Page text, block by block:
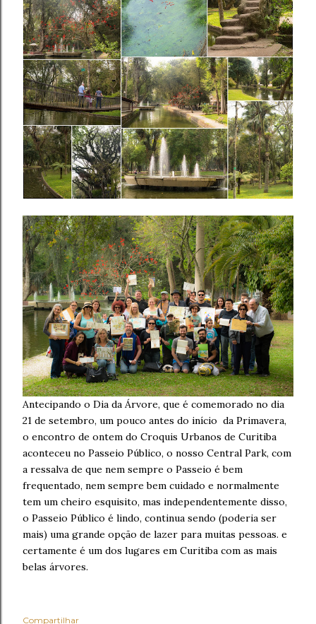
Antecipando o Dia da Árvore, que é comemorado no dia
21 de setembro, um pouco antes do início da Primavera,
o encontro de ontem do Croquis Urbanos de Curitiba
aconteceu no Passeio Público, o nosso Central Park, com
a ressalva de que nem sempre o Passeio é bem
frequentado, nem sempre bem cuidado e normalmente
tem um cheiro esquisito, mas independentemente disso,
o Passeio Público é lindo, continua sendo (poderia ser
mais) uma grande opção de lazer para muitas pessoas. e
certamente é um dos lugares em Curitiba com as mais
belas árvores.
Compartilhar